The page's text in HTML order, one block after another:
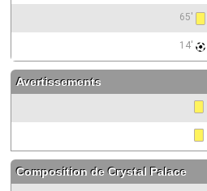
65'
14'
Avertissements
Composition deCrystal Palace